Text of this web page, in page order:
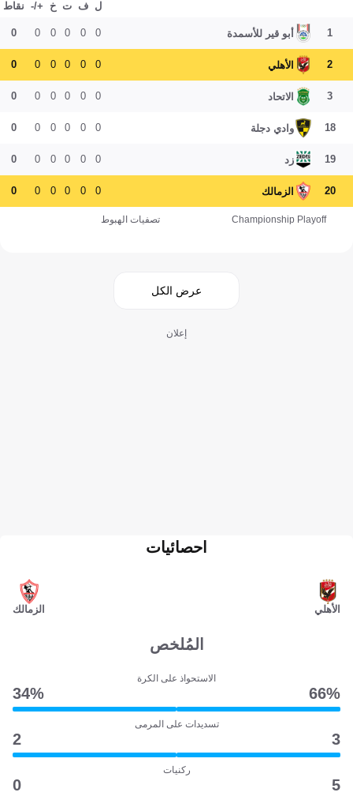
ل ف ت خ +/- نقاط
1 أبو قير للأسمدة 0
0
0
0
0
0
2 الأهلي 0
0
0
0
0
0
3 الاتحاد 0
0
0
0
0
0
18 وادي دجلة 0
0
0
0
0
0
19 زد 0
0
0
0
0
0
20 الزمالك 0
0
0
0
0
0
Championship Playoff تصفيات الهبوط
عرض الكل
إعلان
الأهلي
احصائيات
الزمالك
المُلخص
الاستحواذ على الكرة
66‎%‎
34‎%‎
تسديدات على المرمى
3
2
ركنيات
5
0